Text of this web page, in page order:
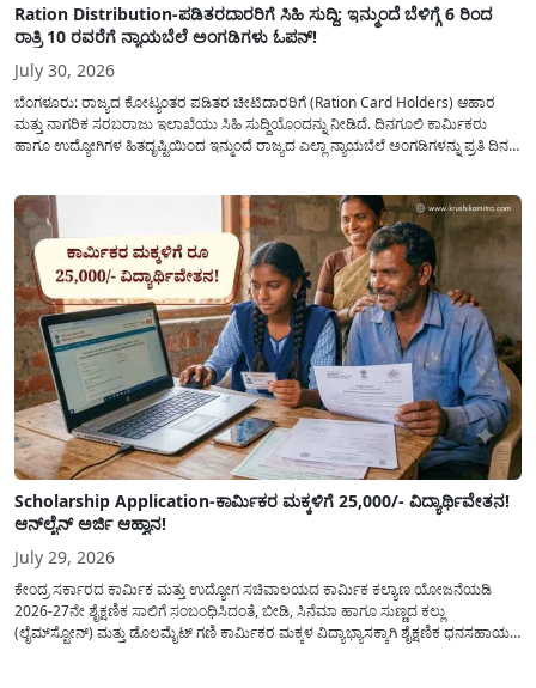
Ration Distribution-ಪಡಿತರದಾರರಿಗೆ ಸಿಹಿ ಸುದ್ದಿ: ಇನ್ಮುಂದೆ ಬೆಳಿಗ್ಗೆ 6 ರಿಂದ
ರಾತ್ರಿ 10 ರವರೆಗೆ ನ್ಯಾಯಬೆಲೆ ಅಂಗಡಿಗಳು ಓಪನ್!
July 30, 2026
ಬೆಂಗಳೂರು: ರಾಜ್ಯದ ಕೋಟ್ಯಂತರ ಪಡಿತರ ಚೀಟಿದಾರರಿಗೆ (Ration Card Holders) ಆಹಾರ
ಮತ್ತು ನಾಗರಿಕ ಸರಬರಾಜು ಇಲಾಖೆಯು ಸಿಹಿ ಸುದ್ದಿಯೊಂದನ್ನು ನೀಡಿದೆ. ದಿನಗೂಲಿ ಕಾರ್ಮಿಕರು
ಹಾಗೂ ಉದ್ಯೋಗಿಗಳ ಹಿತದೃಷ್ಟಿಯಿಂದ ಇನ್ಮುಂದೆ ರಾಜ್ಯದ ಎಲ್ಲಾ ನ್ಯಾಯಬೆಲೆ ಅಂಗಡಿಗಳನ್ನು ಪ್ರತಿ ದಿನ
Scholarship Application-ಕಾರ್ಮಿಕರ ಮಕ್ಕಳಿಗೆ 25,000/- ವಿದ್ಯಾರ್ಥಿವೇತನ!
ಆನ್‍ಲೈನ್ ಅರ್ಜಿ ಆಹ್ವಾನ!
July 29, 2026
ಕೇಂದ್ರ ಸರ್ಕಾರದ ಕಾರ್ಮಿಕ ಮತ್ತು ಉದ್ಯೋಗ ಸಚಿವಾಲಯದ ಕಾರ್ಮಿಕ ಕಲ್ಯಾಣ ಯೋಜನೆಯಡಿ
2026-27ನೇ ಶೈಕ್ಷಣಿಕ ಸಾಲಿಗೆ ಸಂಬಂಧಿಸಿದಂತೆ, ಬೀಡಿ, ಸಿನೆಮಾ ಹಾಗೂ ಸುಣ್ಣದ ಕಲ್ಲು
(ಲೈಮ್‍ಸ್ಟೋನ್) ಮತ್ತು ಡೊಲಮೈಟ್ ಗಣಿ ಕಾರ್ಮಿಕರ ಮಕ್ಕಳ ವಿದ್ಯಾಭ್ಯಾಸಕ್ಕಾಗಿ ಶೈಕ್ಷಣಿಕ ಧನಸಹಾಯ/